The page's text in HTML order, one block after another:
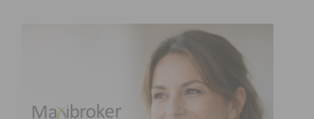
Assim e na prática, o projeto Granito e Rochas
Similares no Tâmega e Sousa: Sustentabilidade,
Competitividade e Transformação Digital, com
previsão de arranque já a 1 de maio de 2021, vem